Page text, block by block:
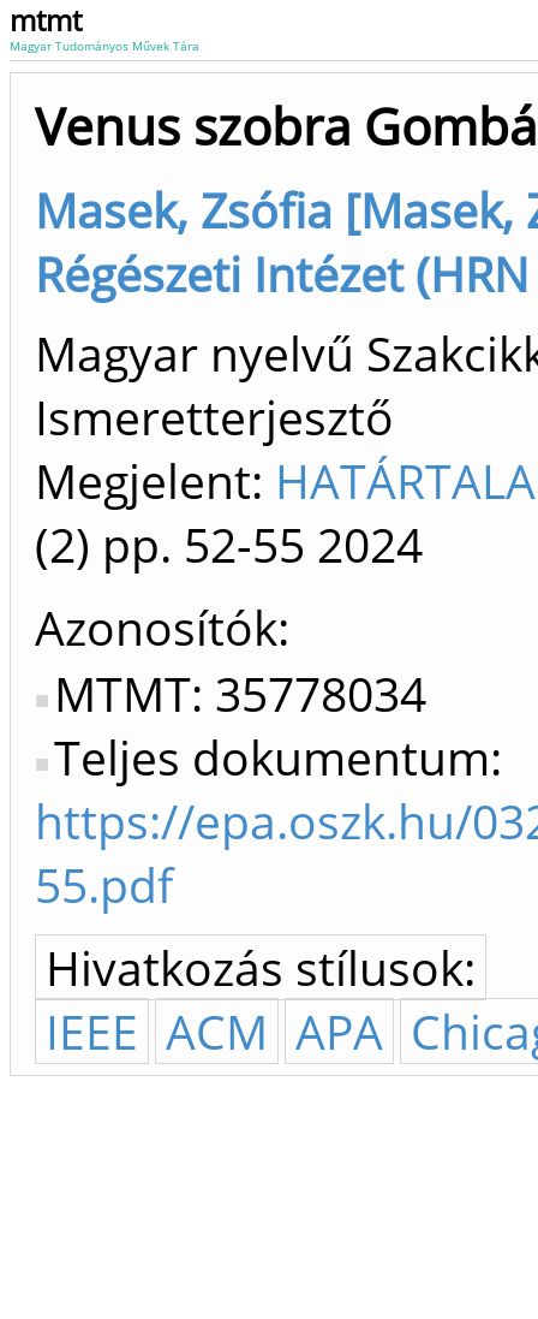
mtmt
Magyar Tudományos Művek Tára
Venus szobra
Masek, Zsófia [Masek,
Régészeti Intézet (HRN
Magyar nyelvű
Ismeretterjesztő
Megjelent:
(2) pp. 52-55 2024
Azonosítók
MTMT: 35778034
Teljes dokumentum:
https://epa.oszk.hu/
55.pdf
Hivatkozás stílusok:
IEEE ACM APA